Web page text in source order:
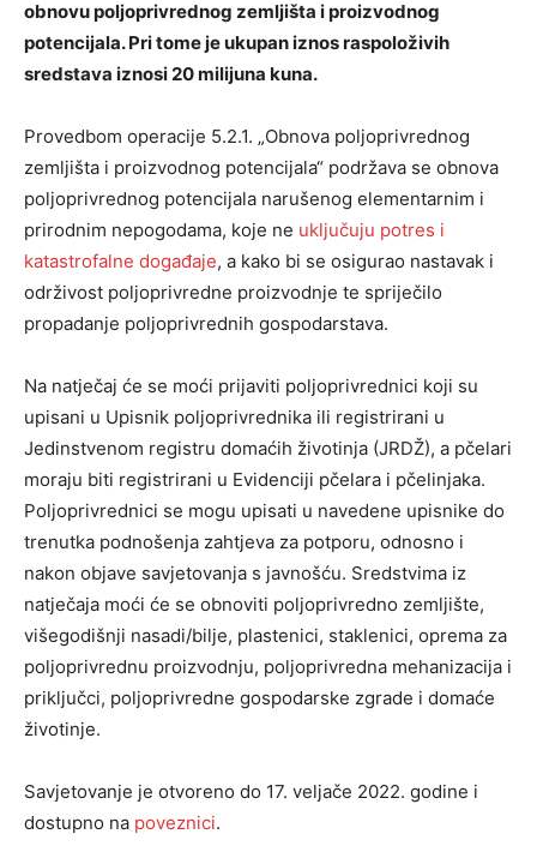
obnovu poljoprivrednog zemljišta i proizvodnog
potencijala. Pri tome je ukupan iznos raspoloživih
sredstava iznosi 20 milijuna kuna.
Provedbom operacije 5.2.1. „Obnova poljoprivrednog
zemljišta i proizvodnog potencijala“ podržava se obnova
poljoprivrednog potencijala narušenog elementarnim i
prirodnim nepogodama, koje ne uključuju potres i
katastrofalne događaje, a kako bi se osigurao nastavak i
održivost poljoprivredne proizvodnje te spriječilo
propadanje poljoprivrednih gospodarstava.
Na natječaj će se moći prijaviti poljoprivrednici koji su
upisani u Upisnik poljoprivrednika ili registrirani u
Jedinstvenom registru domaćih životinja (JRDŽ), a pčelari
moraju biti registrirani u Evidenciji pčelara i pčelinjaka.
Poljoprivrednici se mogu upisati u navedene upisnike do
trenutka podnošenja zahtjeva za potporu, odnosno i
nakon objave savjetovanja s javnošću. Sredstvima iz
natječaja moći će se obnoviti poljoprivredno zemljište,
višegodišnji nasadi/bilje, plastenici, staklenici, oprema za
poljoprivrednu proizvodnju, poljoprivredna mehanizacija i
priključci, poljoprivredne gospodarske zgrade i domaće
životinje.
Savjetovanje je otvoreno do 17. veljače 2022. godine i
dostupno na poveznici.